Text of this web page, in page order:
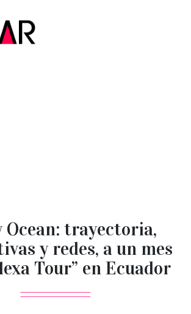
Ocean: trayectoria,
y redes, a un mes
Tour” en Ecuador